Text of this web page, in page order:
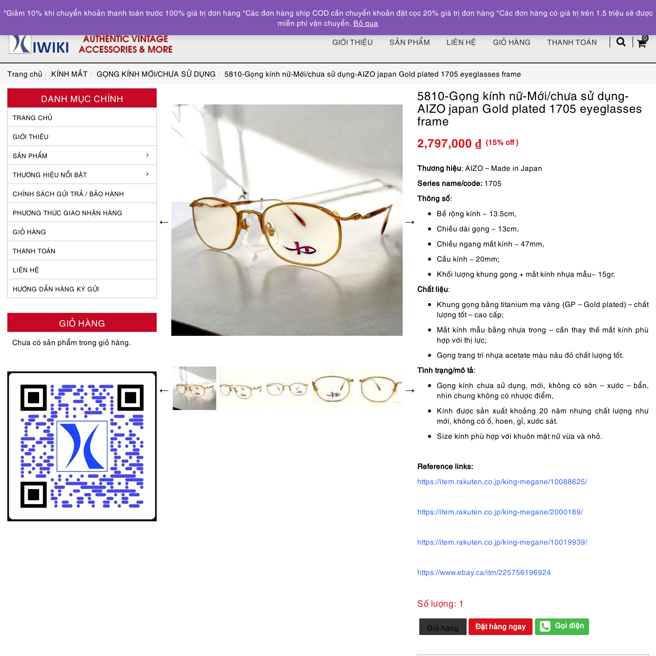
z
0
GIỚI THIỆU SẢN PHẨM LIÊN HỆ GIỎ HÀNG THANH TOÁN
Trang chủ KÍNH MẮT GỌNG KÍNH MỚI/CHƯA SỬ DỤNG 5810-Gọng kính nữ-Mới/chưa sử dụng-AIZO japan Gold plated 1705 eyeglasses frame
5810-Gọng kính nữ-Mới/chưa sử dụng-
AIZO japan Gold plated 1705 eyeglasses
frame
Giá
gốc
là:
2,797,000 ₫
Giá
hiện
tại
2,797,000 ₫.
(15% off )
Thương hiệu: AIZO – Made in Japan
Series name/code: 1705
Thông số:
Bề rộng kính ~ 13.5cm,
Chiều dài gọng ~ 13cm,
Chiều ngang mắt kính ~ 47mm,
Cầu kính ~ 20mm;
Khối lượng khung gọng + mắt kính nhựa mẫu~ 15gr.
Chất liệu:
Khung gọng bằng titanium mạ vàng (GP – Gold plated) – chất
lượng tốt – cao cấp;
Mắt kính mẫu bằng nhựa trong – cần thay thế mắt kính phù
hợp với thị lực;
Gọng trang trí nhựa acetate màu nâu đỏ chất lượng tốt.
Tình trạng/mô tả:
Gọng kính chưa sử dụng, mới, không có sờn – xước – bẩn,
nhìn chung không có nhược điểm,
Kính được sản xuất khoảng 20 năm nhưng chất lượng như
mới, không có ố, hoen, gỉ, xước sát.
Size kính phù hợp với khuôn mặt nữ vừa và nhỏ.
Reference links:
https://item.rakuten.co.jp/king-megane/10088625/
https://item.rakuten.co.jp/king-megane/2000189/
https://item.rakuten.co.jp/king-megane/10019939/
https://www.ebay.ca/itm/225756196924
Số lượng: 1
5810-
Gọng
nữ-
Giỏ hàng Đặt hàng ngay Gọi điện
DANH MỤC CHÍNH
TRANG CHỦ
GIỚI THIỆU
SẢN PHẨM
THƯƠNG HIỆU NỔI BẬT
CHÍNH SÁCH GỬI TRẢ / BẢO HÀNH
PHƯƠNG THỨC GIAO NHẬN HÀNG
GIỎ HÀNG
THANH TOÁN
LIÊN HỆ
HƯỚNG DẪN HÀNG KÝ GỬI
GIỎ HÀNG
Chưa có sản phẩm trong giỏ hàng.
*Giảm 10% khi chuyển khoản thanh toán trước 100% giá trị đơn hàng *Các đơn hàng ship COD cần chuyển khoản đặt cọc 20% giá trị đơn hàng *Các đơn hàng có giá trị trên 1.5 triệu sẽ được
miễn phí vận chuyển. Bỏ qua